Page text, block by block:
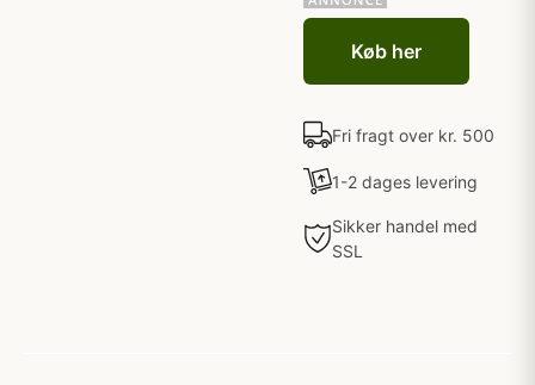
Køb her
Fri fragt over kr. 500
1-2 dages levering
Sikker handel med
SSL